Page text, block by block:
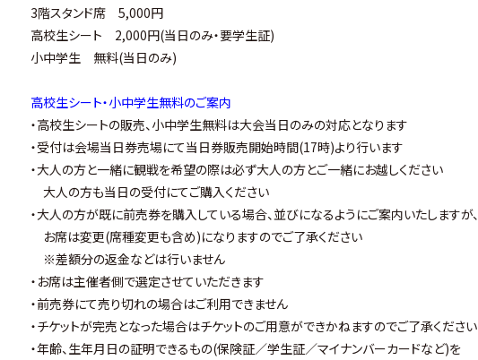
3階スタンド席 5,000円
高校生シート 2,000円(当日のみ・要学生証)
小中学生 無料(当日のみ)
高校生シート・小中学生無料のご案内
・高校生シートの販売、小中学生無料は大会当日のみの対応となります
・受付は会場当日券売場にて当日券販売開始時間(17時)より行います
・大人の方と一緒に観戦を希望の際は必ず大人の方とご一緒にお越しください
大人の方も当日の受付にてご購入ください
・大人の方が既に前売券を購入している場合、並びになるようにご案内いたしますが、
お席は変更(席種変更も含め)になりますのでご了承ください
※差額分の返金などは行いません
・お席は主催者側で選定させていただきます
・前売券にて売り切れの場合はご利用できません
・チケットが完売となった場合はチケットのご用意ができかねますのでご了承ください
・年齢、生年月日の証明できるもの(保険証／学生証／マイナンバーカードなど)を